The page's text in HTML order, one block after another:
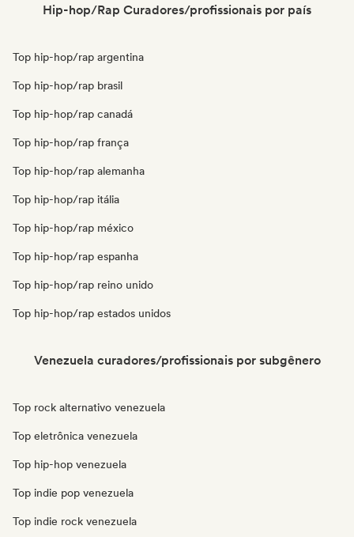
Hip-hop/Rap Curadores/profissionais por país
Top hip-hop/rap argentina
Top hip-hop/rap brasil
Top hip-hop/rap canadá
Top hip-hop/rap frança
Top hip-hop/rap alemanha
Top hip-hop/rap itália
Top hip-hop/rap méxico
Top hip-hop/rap espanha
Top hip-hop/rap reino unido
Top hip-hop/rap estados unidos
Venezuela curadores/profissionais por subgênero
Top rock alternativo venezuela
Top eletrônica venezuela
Top hip-hop venezuela
Top indie pop venezuela
Top indie rock venezuela